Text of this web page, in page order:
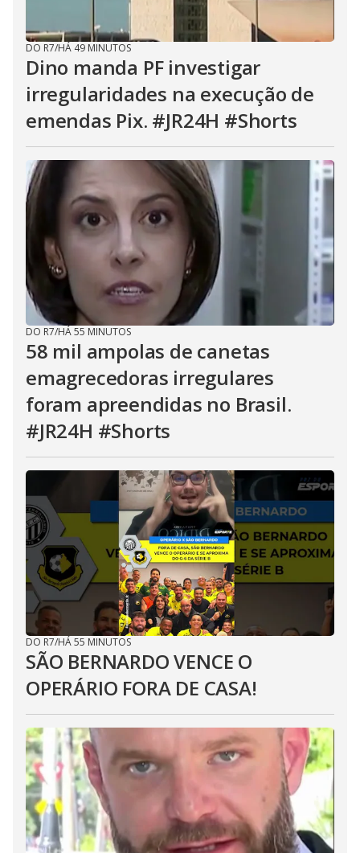
DO R7/HÁ 49 MINUTOS
Dino manda PF investigar
irregularidades na execução de
emendas Pix. #JR24H #Shorts
DO R7/HÁ 55 MINUTOS
58 mil ampolas de canetas
emagrecedoras irregulares
foram apreendidas no Brasil.
#JR24H #Shorts
DO R7/HÁ 55 MINUTOS
SÃO BERNARDO VENCE O
OPERÁRIO FORA DE CASA!